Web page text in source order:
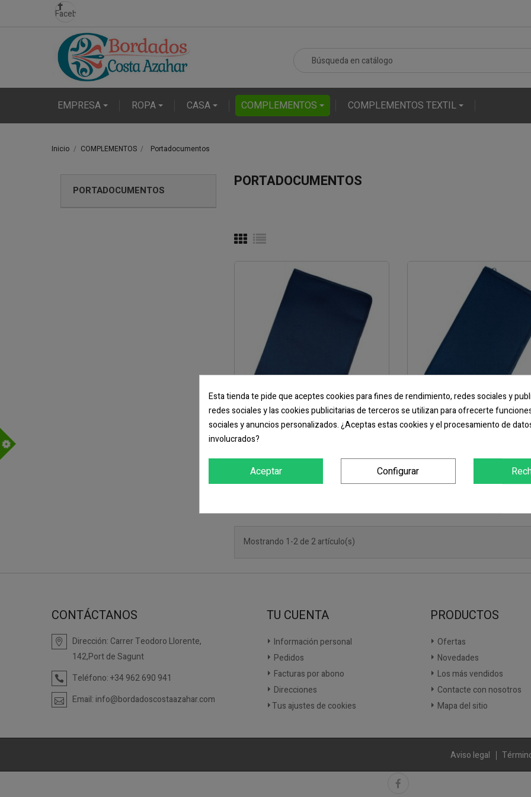
Facebook
EMPRESA ROPA CASA COMPLEMENTOS COMPLEMENTOS TEXTIL
Inicio COMPLEMENTOS Portadocumentos
PORTADOCUMENTOS PORTADOCUMENTOS
Portadocumentos DOCUMENT Portadocumentos
Mostrando 1-2 de 2 artículo(s)
CONTÁCTANOS
Dirección: Carrer Teodoro Llorente,
142,Port de Sagunt
Teléfono:+34 962 690 941
Email: info@bordadoscostaazahar.com
TU CUENTA
Información personal
Pedidos
Facturas por abono
Direcciones
Tus ajustes de cookies
PRODUCTOS
Ofertas
Novedades
Los más vendidos
Contacte con nosotros
Mapa del sitio
Aviso legal
Esta tienda te pide que aceptes cookies para fines de rendimiento, redes sociales y
redes sociales y las cookies publicitarias de terceros se utilizan para ofrecerte
sociales y anuncios personalizados. ¿Aceptas estas cookies y el procesamiento de
involucrados?
Aceptar Configurar